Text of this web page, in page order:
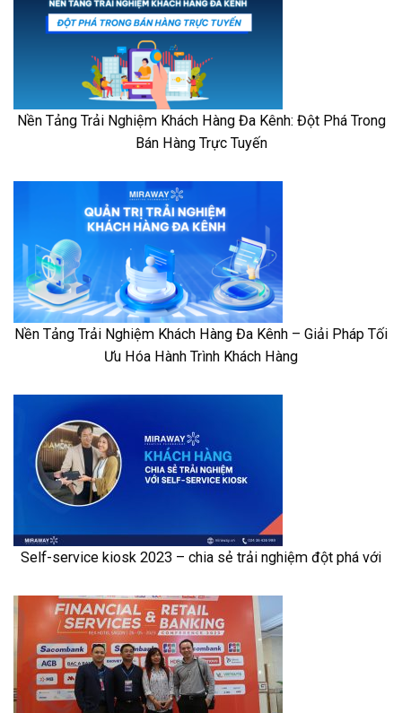
Nền Tảng Trải Nghiệm Khách Hàng Đa Kênh: Đột Phá Trong
Bán Hàng Trực Tuyến
Nền Tảng Trải Nghiệm Khách Hàng Đa Kênh – Giải Pháp Tối
Ưu Hóa Hành Trình Khách Hàng
Self-service kiosk 2023 – chia sẻ trải nghiệm đột phá với